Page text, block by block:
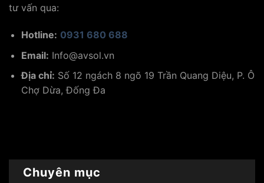
Chuyên mục
tư vấn qua:
Hotline: 0931 680 688
Email: Info@avsol.vn
Địa chỉ: Số 12 ngách 8 ngõ 19 Trần Quang Diệu, P. Ô
Chợ Dừa, Đống Đa